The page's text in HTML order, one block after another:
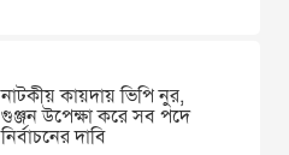
নাটকীয় কায়দায় ভিপি নুর,
গুঞ্জন উপেক্ষা করে সব পদে
নির্বাচনের দাবি